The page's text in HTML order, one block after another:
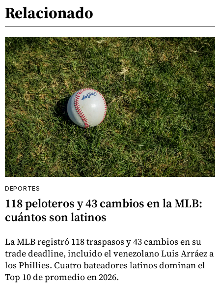
Relacionado
DEPORTES
118 peloteros y 43 cambios en la MLB:
cuántos son latinos
La MLB registró 118 traspasos y 43 cambios en su
trade deadline, incluido el venezolano Luis Arráez a
los Phillies. Cuatro bateadores latinos dominan el
Top 10 de promedio en 2026.